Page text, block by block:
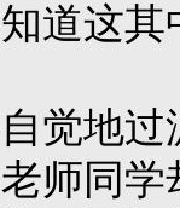
道这
觉地过
师同